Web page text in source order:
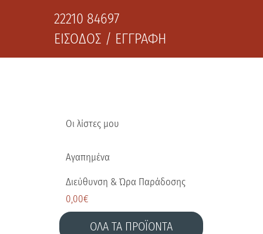
22210 84697
ΕΙΣΟΔΟΣ / ΕΓΓΡΑΦΗ
Οι λίστες μου
Αγαπημένα
Διεύθυνση & Ώρα Παράδοσης
0,00€
ΟΛΑ ΤΑ ΠΡΟΪΟΝΤΑ